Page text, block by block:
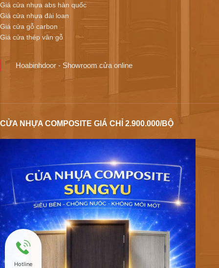
Giá cửa nhựa abs hàn quốc
Giá cửa nhựa đài loan
Giá cửa gỗ carbon
Giá cửa thép vân gỗ
Hoabinhdoor - Showroom cửa online
CỬA NHỰA COMPOSITE GIÁ CHỈ 2.900.000/BỘ
Hotline